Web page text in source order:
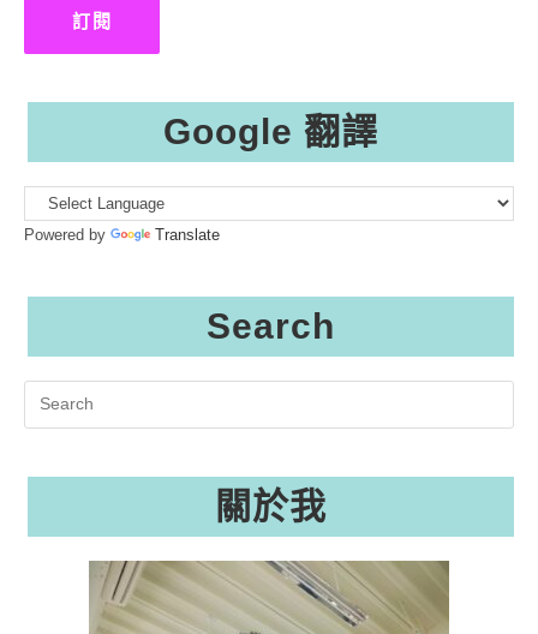
位
訂閱
Google 翻譯
Powered by Translate
Search
Search
this
關於我